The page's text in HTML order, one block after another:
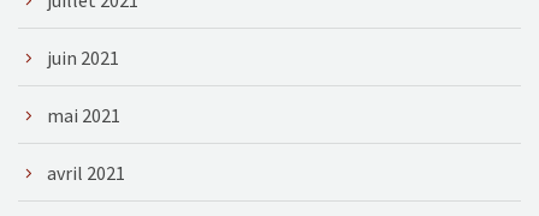
juin 2021
mai 2021
avril 2021